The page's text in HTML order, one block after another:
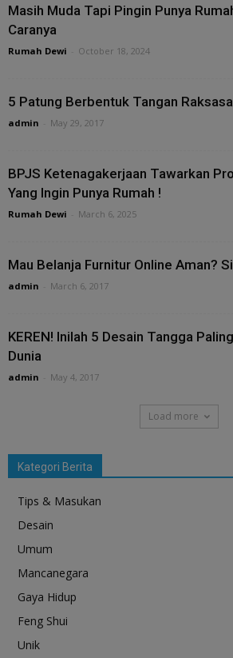
Masih Muda Tapi Pingin Punya
Caranya
Rumah Dewi October 18, 2024
5 Patung Berbentuk Tangan
admin May 29, 2017
BPJS Ketenagakerjaan Tawarkan
Yang Ingin Punya Rumah !
Rumah Dewi March 6, 2025
Mau Belanja Furnitur Online Aman?
admin March 6, 2017
KEREN! Inilah 5 Desain Tangga
Dunia
admin May 4, 2017
Load more
Kategori Berita
Tips & Masukan
Desain
Umum
Mancanegara
Gaya Hidup
Feng Shui
Unik